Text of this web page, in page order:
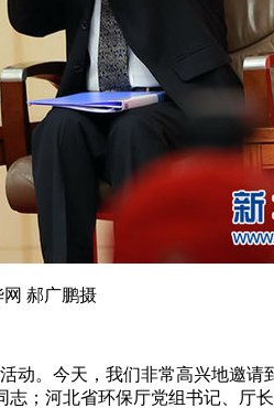
郝广鹏摄
。今天，我们非常高兴地邀
；河北省环保厅党组书记、厅